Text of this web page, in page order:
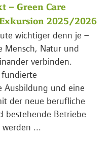
– Green Care
2025/2026
wichtiger denn je –
Mensch, Natur und
verbinden.
Ausbildung und eine
der neue berufliche
bestehende Betriebe
...